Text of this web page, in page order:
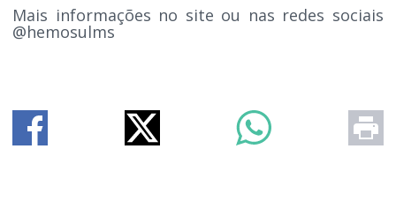
Mais informações no site ou nas redes sociais
@hemosulms